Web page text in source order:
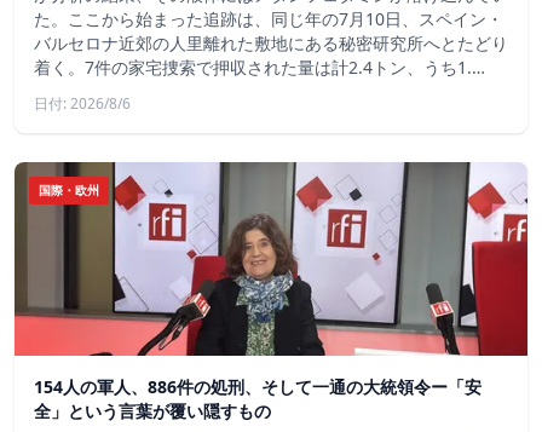
た。ここから始まった追跡は、同じ年の7月10日、スペイン・
バルセロナ近郊の人里離れた敷地にある秘密研究所へとたどり
着く。7件の家宅捜索で押収された量は計2.4トン、うち1.…
日付: 2026/8/6
国際・欧州
154人の軍人、886件の処刑、そして一通の大統領令ー「安
全」という言葉が覆い隠すもの